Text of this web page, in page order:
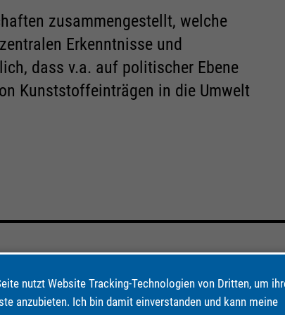
zusammengestellt, welche
Erkenntnisse und
dass v.a. auf politischer Ebene
Kunststoffeinträgen in die Umwelt
nutzt Website Tracking-Technologien von Dritten, um
anzubieten. Ich bin damit einverstanden und kann meine